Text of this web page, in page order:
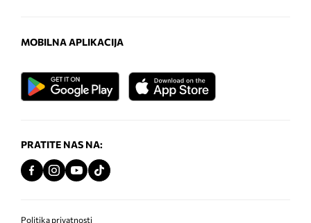
MOBILNA APLIKACIJA
PRATITE NAS NA:
Politika privatnosti